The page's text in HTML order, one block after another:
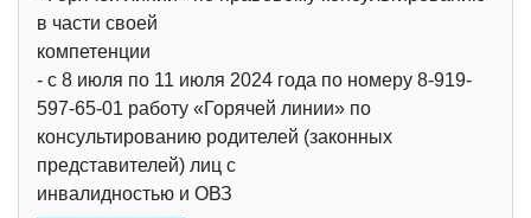
в части своей
компетенции
- с 8 июля по 11 июля 2024 года по номеру 8-919-
597-65-01 работу «Горячей линии» по
консультированию родителей (законных
представителей) лиц с
инвалидностью и ОВЗ